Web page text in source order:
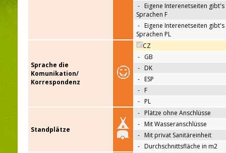
- Eigene Interenetseiten gibt's
Sprachen F
- Eigene Interenetseiten gibt's
Sprachen PL
Sprache die
Komunikation/
Korrespondenz
CZ
- GB
- DK
- ESP
- F
- PL
Standplätze
- Plätze ohne Anschlüsse
- Mit Wasseranschlüsse
- Mit privat Sanitäreinheit
- Durchschnittsfläche in m2